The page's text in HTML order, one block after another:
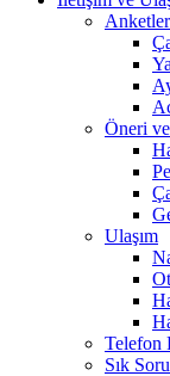
Öneri
Ulaşım
Telefon
Sık